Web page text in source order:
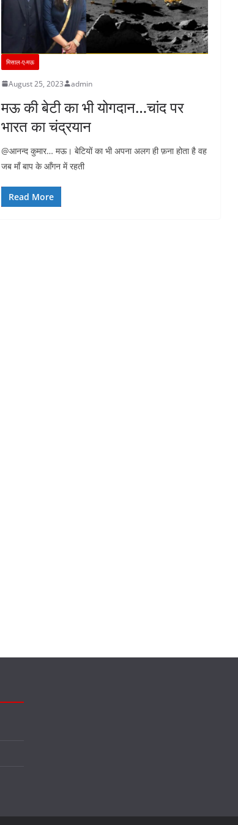
मिसाल-ए-मऊ
August 25, 2023 admin
मऊ की बेटी का भी योगदान…चांद पर
भारत का चंद्रयान
@आनन्द कुमार… मऊ। बेटियों का भी अपना अलग ही फ़ना होता है वह
जब माँ बाप के आँगन में रहती
Read More